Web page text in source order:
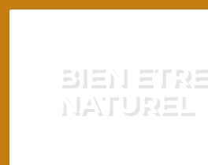
BIEN ETRE
NATUREL